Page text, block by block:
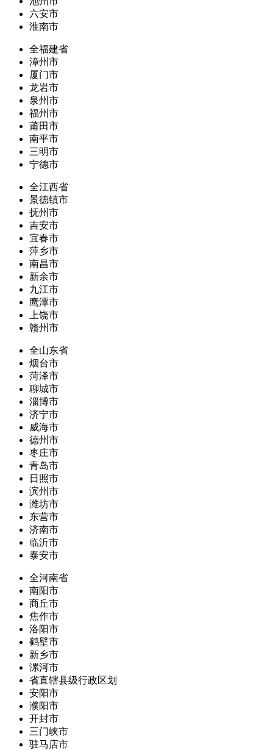
六安市
淮南市
全福建省
漳州市
厦门市
龙岩市
泉州市
福州市
莆田市
南平市
三明市
宁德市
全江西省
景德镇市
抚州市
吉安市
宜春市
萍乡市
南昌市
新余市
九江市
鹰潭市
上饶市
赣州市
全山东省
烟台市
菏泽市
聊城市
淄博市
济宁市
威海市
德州市
枣庄市
青岛市
日照市
滨州市
潍坊市
东营市
济南市
临沂市
泰安市
全河南省
南阳市
商丘市
焦作市
洛阳市
鹤壁市
新乡市
漯河市
省直辖县级行政区划
安阳市
濮阳市
开封市
三门峡市
驻马店市